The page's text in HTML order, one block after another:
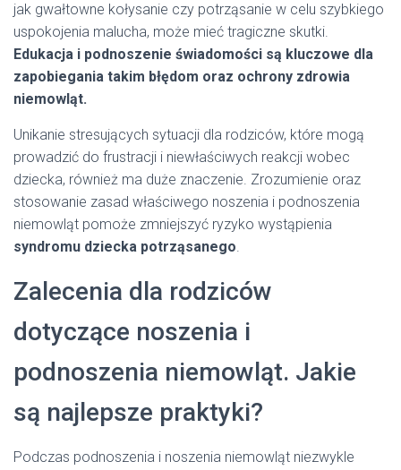
jak gwałtowne kołysanie czy potrząsanie w celu szybkiego
uspokojenia malucha, może mieć tragiczne skutki.
Edukacja i podnoszenie świadomości są kluczowe dla
zapobiegania takim błędom oraz ochrony zdrowia
niemowląt.
Unikanie stresujących sytuacji dla rodziców, które mogą
prowadzić do frustracji i niewłaściwych reakcji wobec
dziecka, również ma duże znaczenie. Zrozumienie oraz
stosowanie zasad właściwego noszenia i podnoszenia
niemowląt pomoże zmniejszyć ryzyko wystąpienia
syndromu dziecka potrząsanego.
Zalecenia dla rodziców
dotyczące noszenia i
podnoszenia niemowląt. Jakie
są najlepsze praktyki?
Podczas podnoszenia i noszenia niemowląt niezwykle